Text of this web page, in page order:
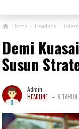
Home › Headline ›
Demi
Susun
Admin
HEADLINE - 6 TAHUN